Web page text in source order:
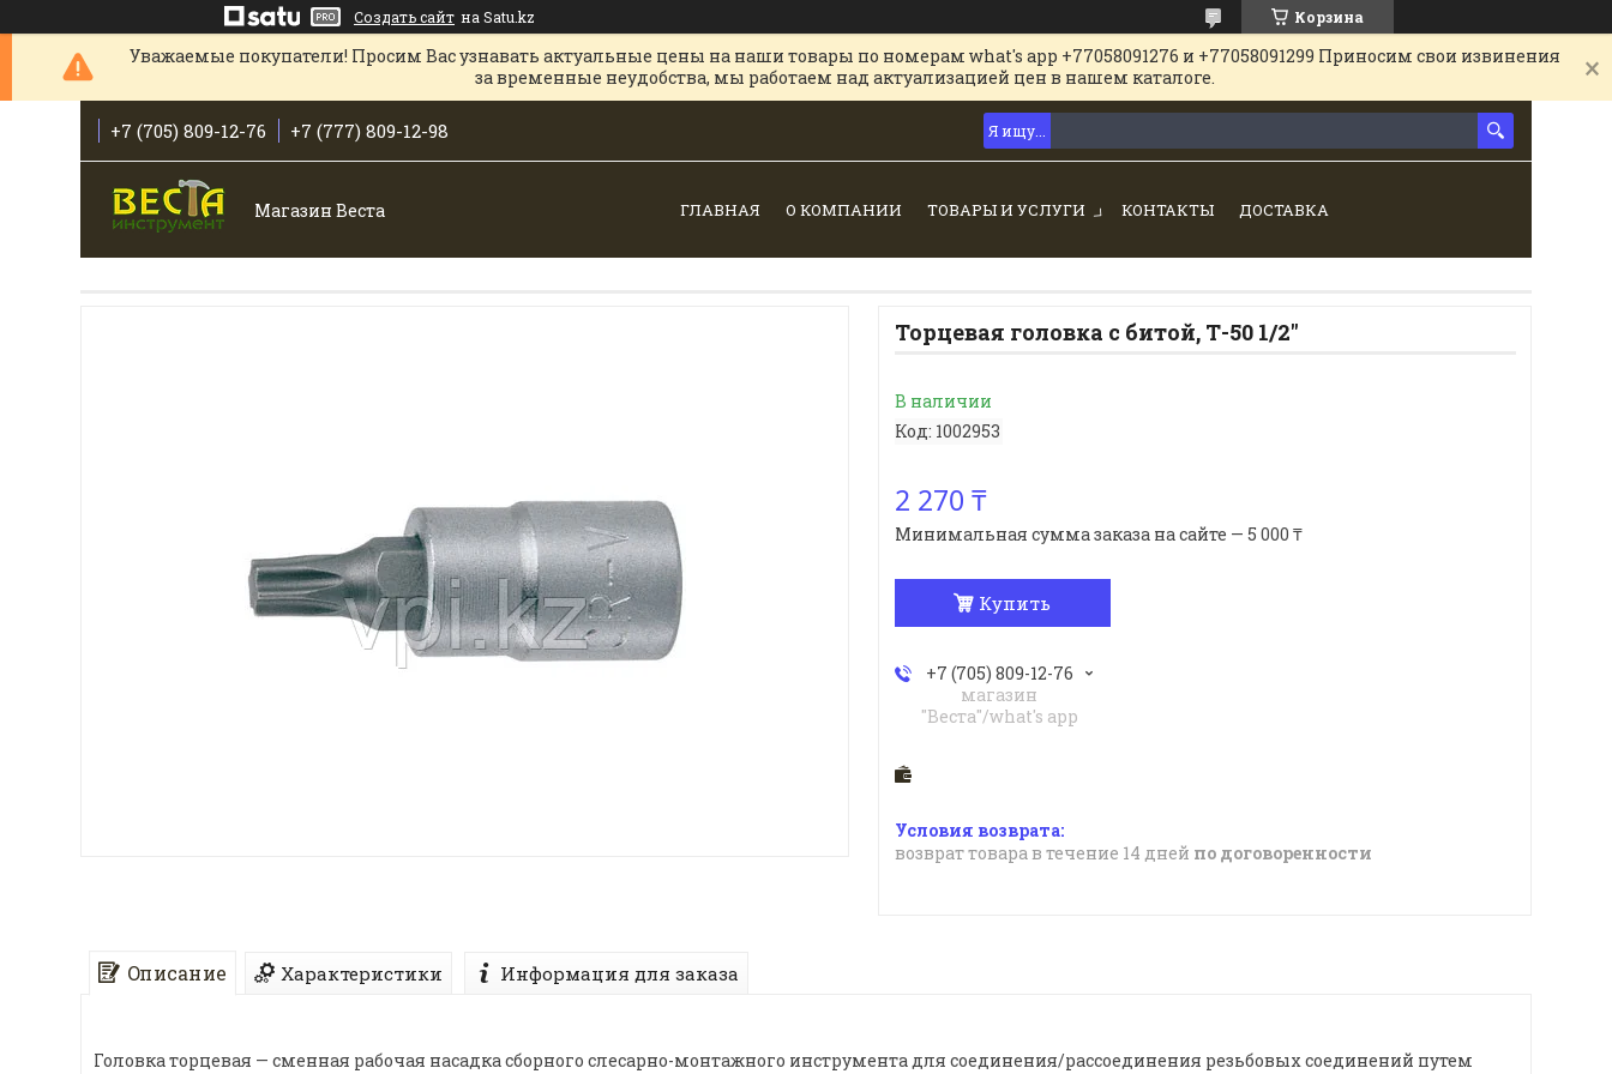
Создать сайт на Satu.kz Корзина
Уважаемые покупатели! Просим Вас узнавать актуальные цены на наши товары по номерам what's app +77058091276 и +77058091299 Приносим свои извинения
за временные неудобства, мы работаем над актуализацией цен в нашем каталоге.
+7 (705) 809-12-76 +7 (777) 809-12-98
Магазин Веста ГЛАВНАЯ О КОМПАНИИ ТОВАРЫ И УСЛУГИ КОНТАКТЫ ДОСТАВКА
Торцевая головка с битой, Т-50 1/2"
В наличии
Код: 1002953
2 270 ₸
Минимальная сумма заказа на сайте — 5 000 ₸
Купить
+7 (705) 809-12-76
магазин
"Веста"/what's app
возврат товара в течение 14 дней по договоренности
Описание Характеристики Информация для заказа
Головка торцевая — сменная рабочая насадка сборного слесарно-монтажного инструмента для соединения/рассоединения резьбовых соединений путем